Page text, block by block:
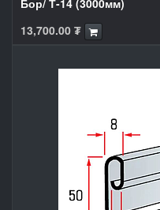
Бор/ Т-14 (3000мм)
13,700.00 ₮